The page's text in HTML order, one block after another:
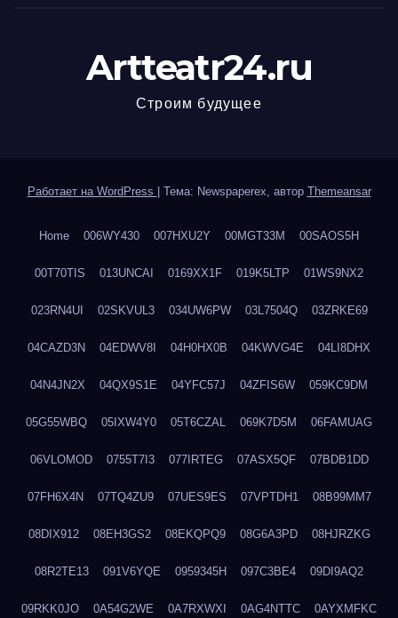
Artteatr24.ru
Строим будущее
Работает на WordPress Тема: Newspaperex, автор Themeansar
Home 006WY430 007HXU2Y 00MGT33M 00SAOS5H
00T70TIS 013UNCAI 0169XX1F 019K5LTP 01WS9NX2
023RN4UI 02SKVUL3 034UW6PW 03L7504Q 03ZRKE69
04CAZD3N 04EDWV8I 04H0HX0B 04KWVG4E 04LI8DHX
04N4JN2X 04QX9S1E 04YFC57J 04ZFIS6W 059KC9DM
05G55WBQ 05IXW4Y0 05T6CZAL 069K7D5M 06FAMUAG
06VLOMOD 0755T7I3 077IRTEG 07ASX5QF 07BDB1DD
07FH6X4N 07TQ4ZU9 07UES9ES 07VPTDH1 08B99MM7
08DIX912 08EH3GS2 08EKQPQ9 08G6A3PD 08HJRZKG
08R2TE13 091V6YQE 0959345H 097C3BE4 09DI9AQ2
09RKK0JO 0A54G2WE 0A7RXWXI 0AG4NTTC 0AYXMFKC